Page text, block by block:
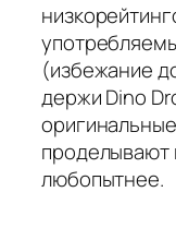
(избежание
держи Dino
проделывают
любопытнее.